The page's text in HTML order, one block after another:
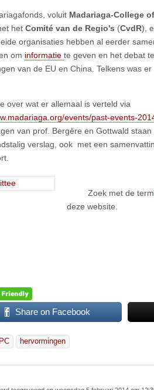
voluit Madariaga-College
het Comité van de Regio’s (CvdR),
organisaties hebben al eerder
om informatie te geven en het debat
van de EU en China. Telkens was
over wat er allemaal is verteld via
events/past-events-
van prof. Bergère en Gottwald
verslag, ook met een
Zoek met de term
deze website.
Share on Facebook
hervormingen